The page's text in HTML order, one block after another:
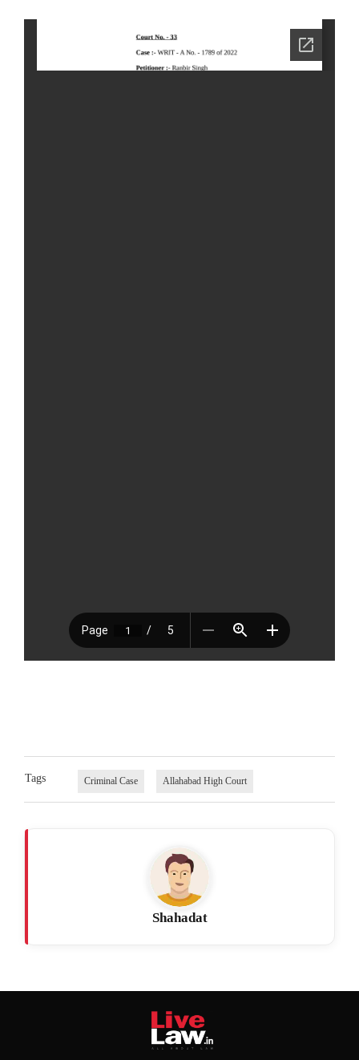
Tags Criminal Case Allahabad High Court
Shahadat